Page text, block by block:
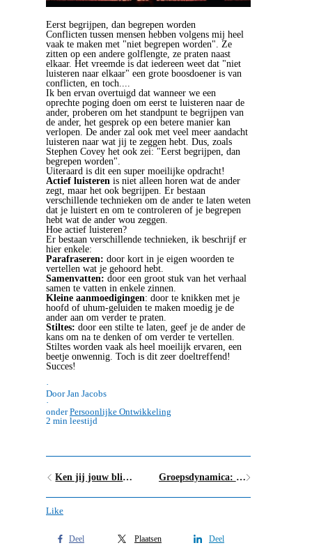
Eerst begrijpen, dan begrepen worden
Conflicten tussen mensen hebben volgens mij heel
vaak te maken met "niet begrepen worden". Ze
zitten op een andere golflengte, ze praten naast
elkaar. Het vreemde is dat iedereen weet dat "niet
luisteren naar elkaar" een grote boosdoener is van
conflicten, en toch....
Ik ben ervan overtuigd dat wanneer we een
oprechte poging doen om eerst te luisteren naar de
ander, proberen om het standpunt te begrijpen van
de ander, het gesprek op een betere manier kan
verlopen. De ander zal ook met veel meer aandacht
luisteren naar wat jij te zeggen hebt. Dus, zoals
Stephen Covey het ook zei: "Eerst begrijpen, dan
begrepen worden".
Uiteraard is dit een super moeilijke opdracht!
Actief luisteren is niet alleen horen wat de ander
zegt, maar het ook begrijpen. Er bestaan
verschillende technieken om de ander te laten weten
dat je luistert en om te controleren of je begrepen
hebt wat de ander wou zeggen.
Hoe actief luisteren?
Er bestaan verschillende technieken, ik beschrijf er
hier enkele:
Parafraseren: door kort in je eigen woorden te
vertellen wat je gehoord hebt.
Samenvatten: door een groot stuk van het verhaal
samen te vatten in enkele zinnen.
Kleine aanmoedigingen: door te knikken met je
hoofd of uhum-geluiden te maken moedig je de
ander aan om verder te praten.
Stiltes: door een stilte te laten, geef je de ander de
kans om na te denken of om verder te vertellen.
Stiltes worden vaak als heel moeilijk ervaren, een
beetje onwennig. Toch is dit zeer doeltreffend!
Succes!
·
Door Jan Jacobs
·
onderPersoonlijke Ontwikkeling
2 min leestijd
Ken jij jouw blinde vlekken? Groepsdynamica: in welke groepsfase zit jouw groep of team?
Like
Deel Plaatsen Deel